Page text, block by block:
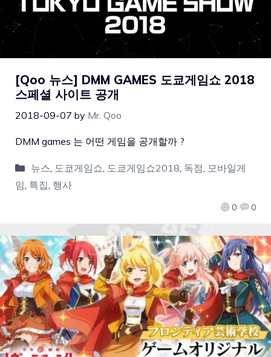
[Qoo 뉴스] DMM GAMES 도쿄게임쇼 2018
스페셜 사이트 공개
2018-09-07 by Mr. Qoo
0 0
DMM games 는 어떤 게임을 공개할까 ?
뉴스, 도쿄게임쇼, 도쿄게임쇼2018, 독점, 모바일게
임, 특집, 행사